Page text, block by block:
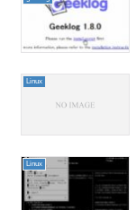
Linux
Linux